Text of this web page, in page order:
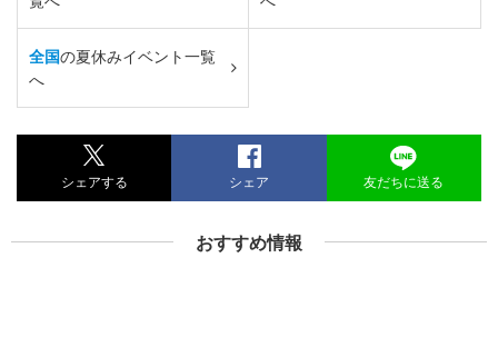
全国の夏休みイベント一覧
へ
シェアする シェア 友だちに送る
おすすめ情報